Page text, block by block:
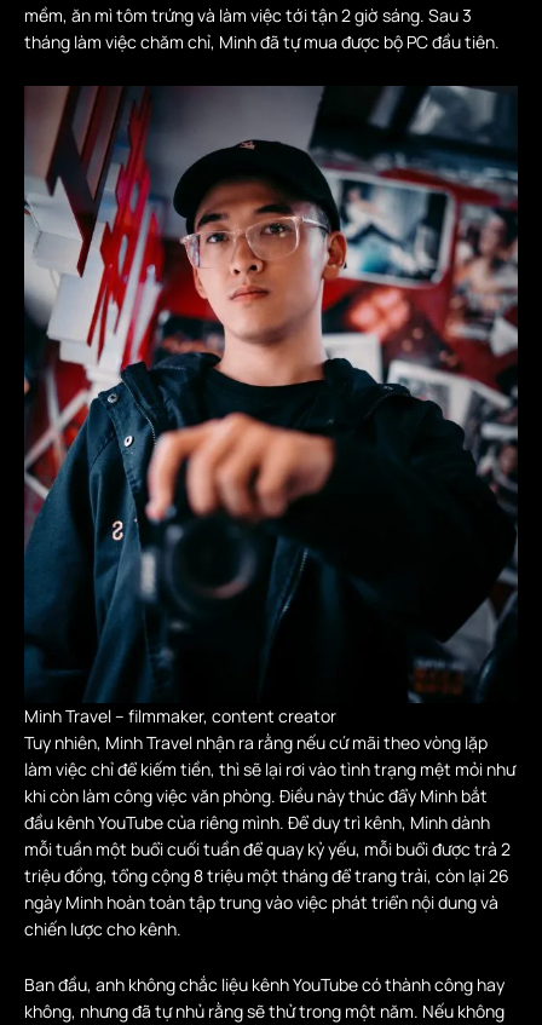
mềm, ăn mì tôm trứng và làm việc tới tận 2 giờ sáng. Sau 3
tháng làm việc chăm chỉ, Minh đã tự mua được bộ PC đầu tiên.
Minh Travel – filmmaker, content creator
Tuy nhiên, Minh Travel nhận ra rằng nếu cứ mãi theo vòng lặp
làm việc chỉ để kiếm tiền, thì sẽ lại rơi vào tình trạng mệt mỏi như
khi còn làm công việc văn phòng. Điều này thúc đẩy Minh bắt
đầu kênh YouTube của riêng mình. Để duy trì kênh, Minh dành
mỗi tuần một buổi cuối tuần để quay kỷ yếu, mỗi buổi được trả 2
triệu đồng, tổng cộng 8 triệu một tháng để trang trải, còn lại 26
ngày Minh hoàn toàn tập trung vào việc phát triển nội dung và
chiến lược cho kênh.
Ban đầu, anh không chắc liệu kênh YouTube có thành công hay
không, nhưng đã tự nhủ rằng sẽ thử trong một năm. Nếu không